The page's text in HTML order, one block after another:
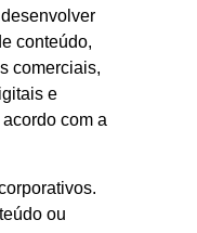
conteúdo,
comerciais,
e
com a
ou